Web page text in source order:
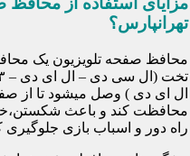
تهرانپارس؟
محافظ صفحه تلویزیون یک
ال ای دی ) وصل میشود تا از
محافظت کند و باعث
راه دور و اسباب بازی جلوگیری